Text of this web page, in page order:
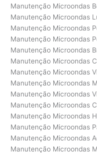
Manutenção Microondas
Manutenção Microondas
Manutenção Microondas
Manutenção Microondas
Manutenção Microondas
Manutenção Microondas
Manutenção Microondas
Manutenção Microondas
Manutenção Microondas
Manutenção Microondas
Manutenção Microondas
Manutenção Microondas
Manutenção Microondas
Manutenção Microondas